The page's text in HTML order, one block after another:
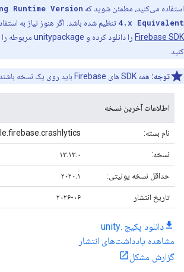
استفاده می‌کنید، مطمئن شوید که Runtime Version
4.x Equivalent تنظیم شده باشد. اگر هنوز نیاز به
Firebase SDK را دانلود کرده و unitypackage مربوطه را از پوشه
کنید.
توجه: همه SDK های Firebase باید روی یک نسخه باشند.
اطلاعات آخرین نسخه
نام بسته:
نسخه: ۱۳.۱۳.۰
حداقل نسخه یونیتی: ۲۰۲۰.۱
تاریخ انتشار ۲۰۲۶-۰۶
دانلود پکیج .unity
مشاهده یادداشت‌های انتشار
گزارش مشکل